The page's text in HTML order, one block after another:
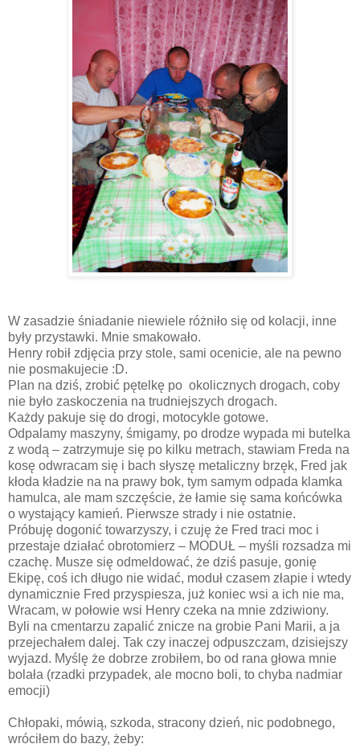
W zasadzie śniadanie niewiele różniło się od kolacji, inne
były przystawki. Mnie smakowało.
Henry robił zdjęcia przy stole, sami ocenicie, ale na pewno
nie posmakujecie :D.
Plan na dziś, zrobić pętelkę po okolicznych drogach, coby
nie było zaskoczenia na trudniejszych drogach.
Każdy pakuje się do drogi, motocykle gotowe.
Odpalamy maszyny, śmigamy, po drodze wypada mi butelka
z wodą – zatrzymuje się po kilku metrach, stawiam Freda na
kosę odwracam się i bach słyszę metaliczny brzęk, Fred jak
kłoda kładzie na na prawy bok, tym samym odpada klamka
hamulca, ale mam szczęście, że łamie się sama końcówka
o wystający kamień. Pierwsze strady i nie ostatnie.
Próbuję dogonić towarzyszy, i czuję że Fred traci moc i
przestaje działać obrotomierz – MODUŁ – myśli rozsadza mi
czachę. Musze się odmeldować, że dziś pasuje, gonię
Ekipę, coś ich długo nie widać, moduł czasem złapie i wtedy
dynamicznie Fred przyspiesza, już koniec wsi a ich nie ma,
Wracam, w połowie wsi Henry czeka na mnie zdziwiony.
Byli na cmentarzu zapalić znicze na grobie Pani Marii, a ja
przejechałem dalej. Tak czy inaczej odpuszczam, dzisiejszy
wyjazd. Myślę że dobrze zrobiłem, bo od rana głowa mnie
bolała (rzadki przypadek, ale mocno boli, to chyba nadmiar
emocji)
Chłopaki, mówią, szkoda, stracony dzień, nic podobnego,
wróciłem do bazy, żeby: